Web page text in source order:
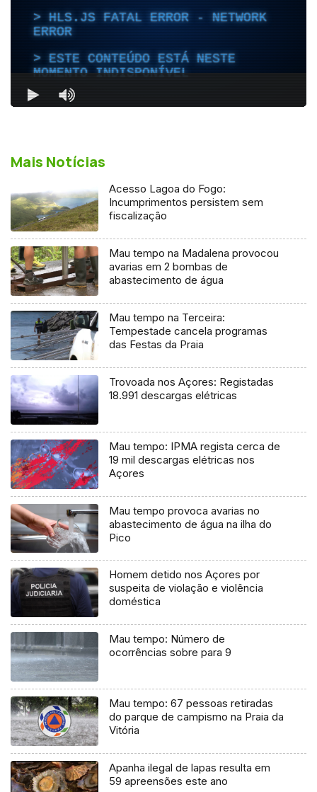
Mais Notícias
Acesso Lagoa do Fogo:
Incumprimentos persistem sem
fiscalização
Mau tempo na Madalena provocou
avarias em 2 bombas de
abastecimento de água
Mau tempo na Terceira:
Tempestade cancela programas
das Festas da Praia
Trovoada nos Açores: Registadas
18.991 descargas elétricas
Mau tempo: IPMA regista cerca de
19 mil descargas elétricas nos
Açores
Mau tempo provoca avarias no
abastecimento de água na ilha do
Pico
Homem detido nos Açores por
suspeita de violação e violência
doméstica
Mau tempo: Número de
ocorrências sobre para 9
Mau tempo: 67 pessoas retiradas
do parque de campismo na Praia da
Vitória
Apanha ilegal de lapas resulta em
59 apreensões este ano